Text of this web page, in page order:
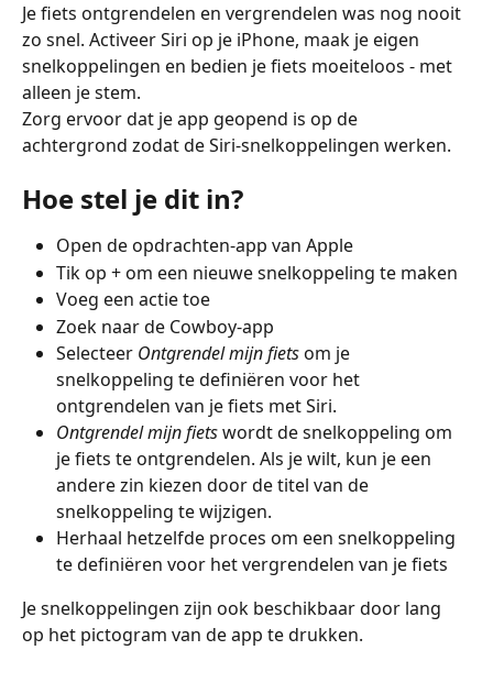
Je fiets ontgrendelen en vergrendelen was nog nooit
zo snel. Activeer Siri op je iPhone, maak je eigen
snelkoppelingen en bedien je fiets moeiteloos - met
alleen je stem.
Zorg ervoor dat je app geopend is op de
achtergrond zodat de Siri-snelkoppelingen werken.
Hoe stel je dit in?
Open de opdrachten-app van Apple
Tik op + om een nieuwe snelkoppeling te maken
Voeg een actie toe
Zoek naar de Cowboy-app
Selecteer Ontgrendel mijn fiets om je
snelkoppeling te definiëren voor het
ontgrendelen van je fiets met Siri.
Ontgrendel mijn fiets wordt de snelkoppeling om
je fiets te ontgrendelen. Als je wilt, kun je een
andere zin kiezen door de titel van de
snelkoppeling te wijzigen.
Herhaal hetzelfde proces om een snelkoppeling
te definiëren voor het vergrendelen van je fiets
Je snelkoppelingen zijn ook beschikbaar door lang
op het pictogram van de app te drukken.